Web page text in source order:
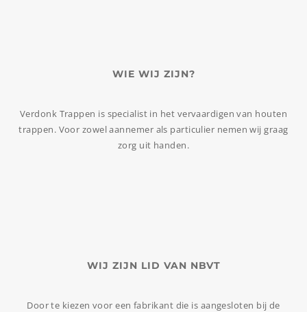
WIE WIJ ZIJN?
Verdonk Trappen is specialist in het vervaardigen van houten
trappen. Voor zowel aannemer als particulier nemen wij graag
zorg uit handen.
WIJ ZIJN LID VAN NBVT
Door te kiezen voor een fabrikant die is aangesloten bij de